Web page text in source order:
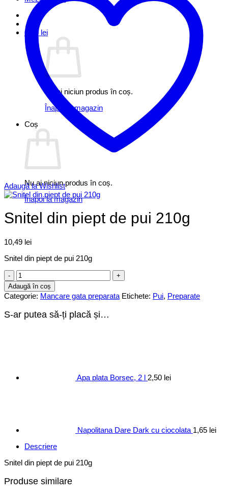
0,00 lei
Nu ai niciun produs în coș.
Înapoi la magazin
Coș
Nu ai niciun produs în coș.
Înapoi la magazin
Adaugă la Wishlist
Snitel din piept de pui 210g
10,49 lei
Snitel din piept de pui 210g
Cantitate
Snitel
din
piept
pui
Adaugă în coș
Categorie: Mancare gata preparata Etichete: Pui, Preparate
S-ar putea să-ți placă și…
Apa plata Borsec, 2 l 2,50 lei
Napolitana Dare Dark cu ciocolata 1,65 lei
Descriere
Snitel din piept de pui 210g
Produse similare